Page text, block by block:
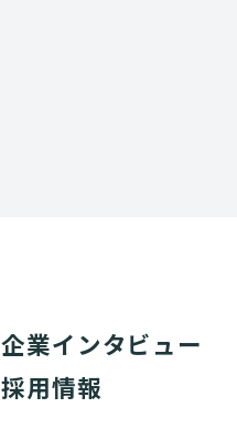
企業インタビュー
採用情報